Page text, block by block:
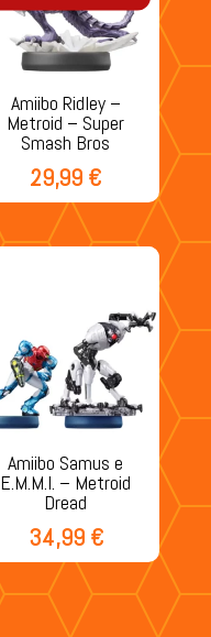
Amiibo Ridley –
Metroid – Super
Smash Bros
29,99 €
Amiibo Samus e
E.M.M.I. – Metroid
Dread
34,99 €